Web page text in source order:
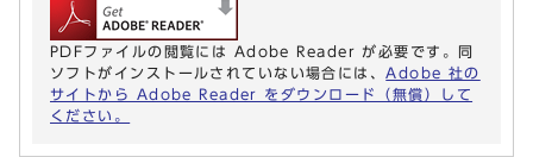
PDFファイルの閲覧には Adobe Reader が必要です。同
ソフトがインストールされていない場合には、 Adobe 社の
サイトから Adobe Reader をダウンロード（無償）して
ください。